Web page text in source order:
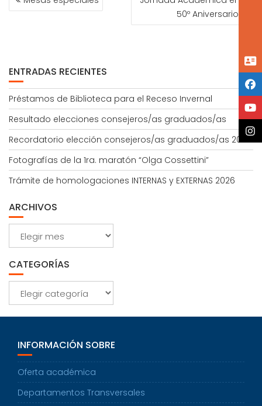
DE
50º Aniversario
ENTRADAS RECIENTES
Préstamos de Biblioteca para el Receso Invernal
Resultado elecciones consejeros/as graduados/as
Recordatorio elección consejeros/as graduados/as 2026
Fotografías de la 1ra. maratón “Olga Cossettini”
Trámite de homologaciones INTERNAS y EXTERNAS 2026
ARCHIVOS
CATEGORÍAS
INFORMACIÓN SOBRE
Oferta académica
Departamentos Transversales